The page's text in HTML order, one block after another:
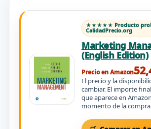
★★★★★ Producto
CalidadPrecio.org
Marketing
(English Edition)
Precio en Amazon
El precio y la
cambiar. El importe
que aparece en
momento de la